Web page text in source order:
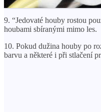
9. “Jedovaté houby rostou
houbami sbíranými mimo les.
10. Pokud dužina houby po
barvu a některé i při stlačení